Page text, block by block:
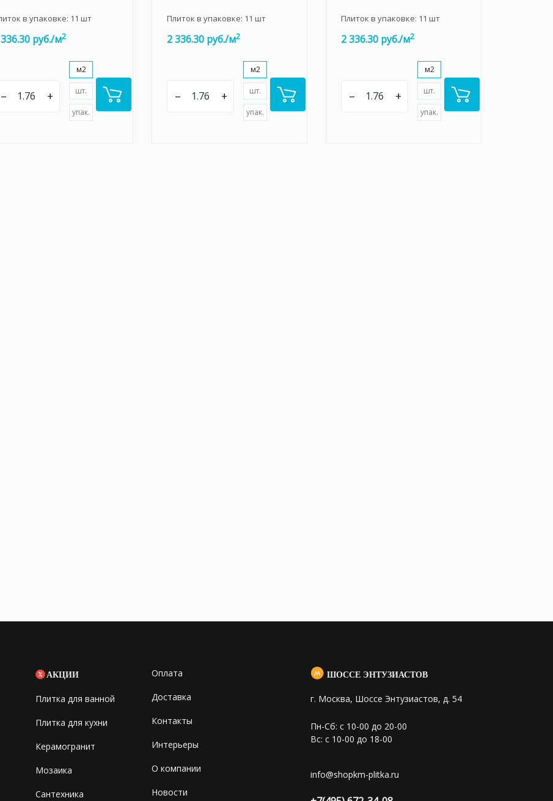
в упаковке: 11 шт
руб./м2
– +
м2
шт.
упак.
Плиток в упаковке: 11 шт
2 336.30 руб./м2
– +
м2
шт.
упак.
Плиток в упаковке: 11 шт
2 336.30 руб./м2
– +
м2
шт.
упак.
АКЦИИ
Плитка для ванной
Плитка для кухни
Керамогранит
Мозаика
Сантехника
Оплата
Доставка
Контакты
Интерьеры
О компании
Новости
ШОССЕ ЭНТУЗИАСТОВ
г. Москва, Шоссе Энтузиастов, д. 54
Пн-Сб: с 10-00 до 20-00
Вс: с 10-00 до 18-00
info@shopkm-plitka.ru